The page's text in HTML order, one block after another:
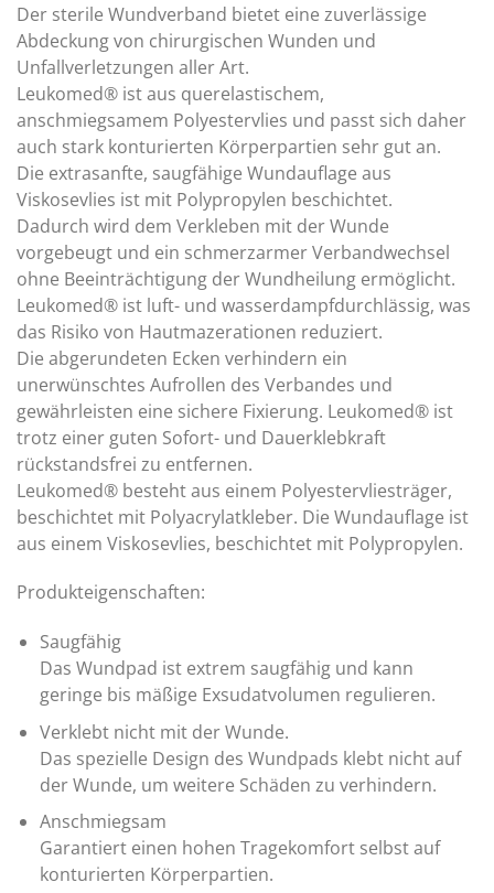
Der sterile Wundverband bietet eine zuverlässige
Abdeckung von chirurgischen Wunden und
Unfallverletzungen aller Art.
Leukomed® ist aus querelastischem,
anschmiegsamem Polyestervlies und passt sich daher
auch stark konturierten Körperpartien sehr gut an.
Die extrasanfte, saugfähige Wundauflage aus
Viskosevlies ist mit Polypropylen beschichtet.
Dadurch wird dem Verkleben mit der Wunde
vorgebeugt und ein schmerzarmer Verbandwechsel
ohne Beeinträchtigung der Wundheilung ermöglicht.
Leukomed® ist luft- und wasserdampfdurchlässig, was
das Risiko von Hautmazerationen reduziert.
Die abgerundeten Ecken verhindern ein
unerwünschtes Aufrollen des Verbandes und
gewährleisten eine sichere Fixierung. Leukomed® ist
trotz einer guten Sofort- und Dauerklebkraft
rückstandsfrei zu entfernen.
Leukomed® besteht aus einem Polyestervliesträger,
beschichtet mit Polyacrylatkleber. Die Wundauflage ist
aus einem Viskosevlies, beschichtet mit Polypropylen.
Produkteigenschaften:
Saugfähig
Das Wundpad ist extrem saugfähig und kann
geringe bis mäßige Exsudatvolumen regulieren.
Verklebt nicht mit der Wunde.
Das spezielle Design des Wundpads klebt nicht auf
der Wunde, um weitere Schäden zu verhindern.
Anschmiegsam
Garantiert einen hohen Tragekomfort selbst auf
konturierten Körperpartien.